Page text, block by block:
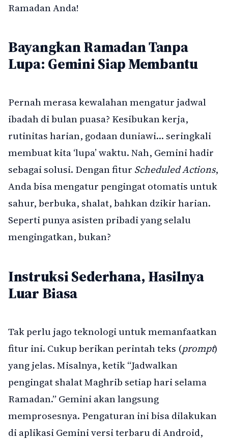
Ramadan Anda!
Bayangkan Ramadan Tanpa
Lupa: Gemini Siap Membantu
Pernah merasa kewalahan mengatur jadwal
ibadah di bulan puasa? Kesibukan kerja,
rutinitas harian, godaan duniawi… seringkali
membuat kita ‘lupa’ waktu. Nah, Gemini hadir
sebagai solusi. Dengan fitur Scheduled Actions,
Anda bisa mengatur pengingat otomatis untuk
sahur, berbuka, shalat, bahkan dzikir harian.
Seperti punya asisten pribadi yang selalu
mengingatkan, bukan?
Instruksi Sederhana, Hasilnya
Luar Biasa
Tak perlu jago teknologi untuk memanfaatkan
fitur ini. Cukup berikan perintah teks (prompt)
yang jelas. Misalnya, ketik “Jadwalkan
pengingat shalat Maghrib setiap hari selama
Ramadan.” Gemini akan langsung
memprosesnya. Pengaturan ini bisa dilakukan
di aplikasi Gemini versi terbaru di Android,